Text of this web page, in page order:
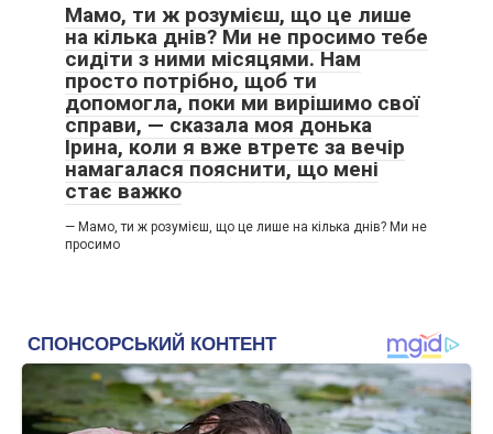
Мамо, ти ж розумієш, що це лише
на кілька днів? Ми не просимо тебе
сидіти з ними місяцями. Нам
просто потрібно, щоб ти
допомогла, поки ми вирішимо свої
справи, — сказала моя донька
Ірина, коли я вже втретє за вечір
намагалася пояснити, що мені
стає важко
— Мамо, ти ж розумієш, що це лише на кілька днів? Ми не
просимо